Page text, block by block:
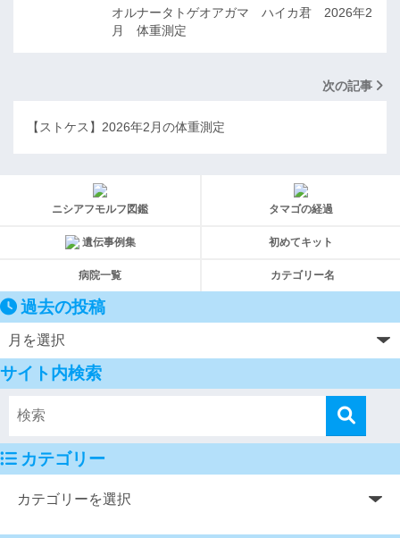
オルナータトゲオアガマ ハイカ君 2026年2
月 体重測定
次の記事
【ストケス】2026年2月の体重測定
ニシアフモルフ図鑑 タマゴの経過
遺伝事例集 初めてキット
病院一覧 カテゴリー名
過去の投稿
サイト内検索
カテゴリー